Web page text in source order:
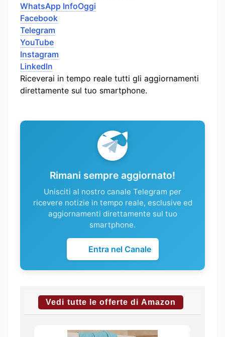
WhatsApp InfoOggi
Facebook
Telegram
YouTube
Instagram
LinkedIn
Riceverai in tempo reale tutti gli aggiornamenti
direttamente sul tuo smartphone.
Rimani sempre aggiornato!
Unisciti al nostro canale Telegram per
ricevere notizie in tempo reale, esclusive ed
aggiornamenti direttamente sul tuo
smartphone.
Entra nel Canale